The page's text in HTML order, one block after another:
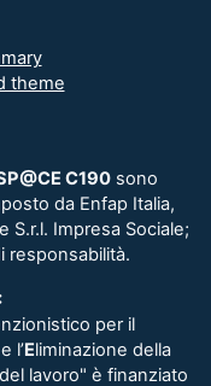
theme
C190sono
da Enfap Italia,
S.r.l. Impresa Sociale;
responsabilità.
per il
l’Eliminazione della
lavoro" è finanziato